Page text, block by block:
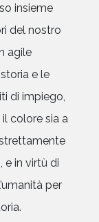
insieme
del nostro
agile
e le
di impiego,
colore sia a
e in virtù di
per